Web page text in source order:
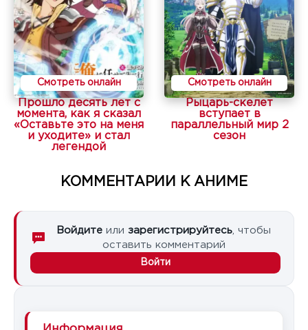
Смотреть онлайн
Прошло десять лет с
момента, как я сказал
«Оставьте это на меня
и уходите» и стал
легендой
Смотреть онлайн
Рыцарь-скелет
вступает в
параллельный мир 2
сезон
КОММЕНТАРИИ К АНИМЕ
Войдите или зарегистрируйтесь , чтобы
оставить комментарий
Войти